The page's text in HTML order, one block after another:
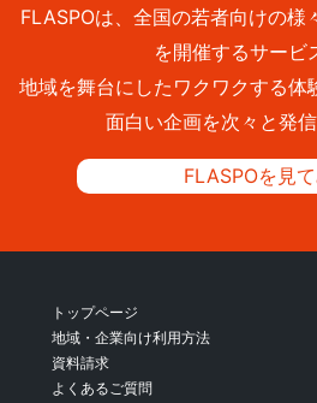
FLASPOは、全国の若者向けの様
を開催するサービ
地域を舞台にしたワクワクする体
面白い企画を次々と発信
FLASPOを見
トップページ
地域・企業向け利用方法
資料請求
よくあるご質問